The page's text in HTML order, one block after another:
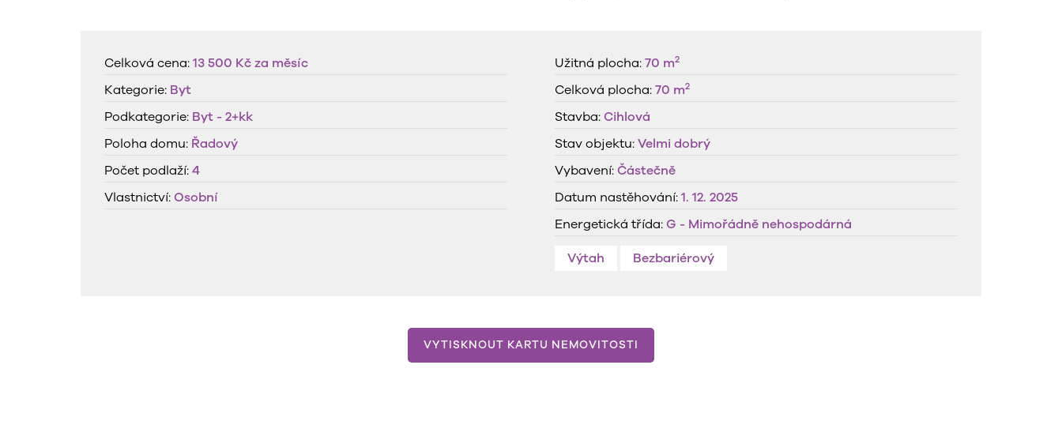
Celková cena:13 500 Kčza měsíc
Kategorie: Byt
Podkategorie: Byt - 2+kk
Poloha domu: Řadový
Počet podlaží:4
Vlastnictví:Osobní
Užitná plocha:70 m2
Celková plocha:70 m2
Stavba:Cihlová
Stav objektu:Velmi dobrý
Vybavení:Částečně
Datum nastěhování:1. 12. 2025
Energetická třída:G - Mimořádně nehospodárná
Výtah
Bezbariérový
VYTISKNOUT KARTU NEMOVITOSTI